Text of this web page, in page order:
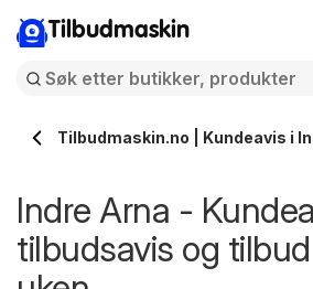
Tilbudmaskin
Tilbudmaskin.no | Kundeavis i
Indre Arna -
tilbudsavis og